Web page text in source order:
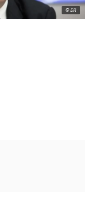
© DR